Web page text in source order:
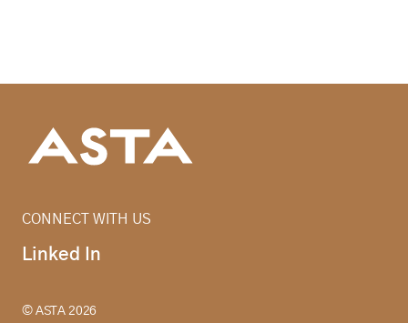
CONNECT WITH US
Linked In
© ASTA 2026